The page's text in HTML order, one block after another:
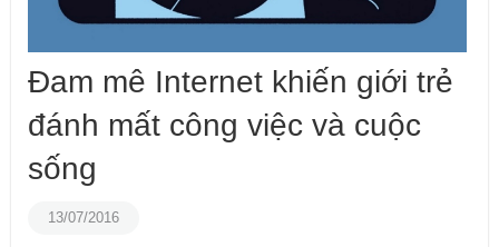
Đam mê Internet khiến giới trẻ
đánh mất công việc và cuộc
sống
13/07/2016